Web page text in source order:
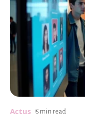
Actus 5 min read